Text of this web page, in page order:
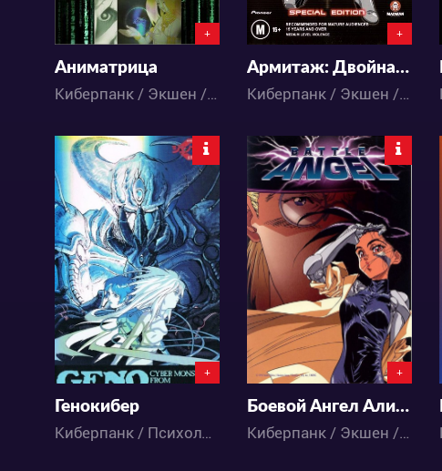
+
Аниматрица
Киберпанк / Экшен / Драма / Приключения / Фантастика / Аниме
+
Армитаж: Двойная матрица
Киберпанк / Экшен / Меха / Приключения / Фантастика / Аниме
25011
4 16
+
Генокибер
Киберпанк / Психология / Экшен / Меха / Сёнэн / Ужасы / Фантастика / Аниме
42278
28
+
Боевой Ангел Алита
Киберпанк / Экшен / Драма / Меха / Приключения / Сёнэн / Фантастика / Аниме